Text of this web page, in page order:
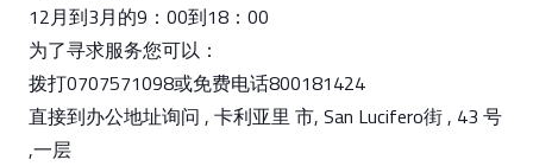
12月到3月的9：00到18：00
为了寻求服务您可以：
拨打0707571098或免费电话800181424
直接到办公地址询问 , 卡利亚里 市, San Lucifero街 , 43 号
,一层